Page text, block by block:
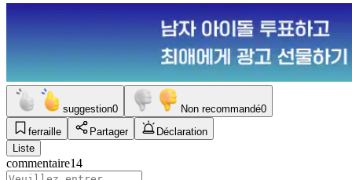
suggestion0 Non recommandé0
ferraille
Partager
Déclaration
Liste
commentaire14